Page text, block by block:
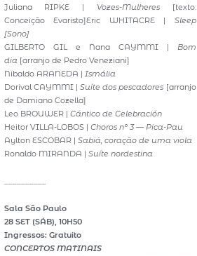
Juliana RIPKE | Vozes-Mulheres
[texto:
Conceição Evaristo]Eric WHITACRE | Sleep
[Sono]
GILBERTO GIL e Nana CAYMMI | Bom
dia [arranjo de Pedro Veneziani]
Nibaldo ARANEDA | Ismália
Dorival CAYMMI |Suíte dos pescadores [arranjo
de Damiano Cozella]
Leo BROUWER | Cántico de Celebración
Heitor VILLA-LOBOS | Choros nº 3 — Pica-Pau
Aylton ESCOBAR | Sabiá, coração de uma viola
Ronaldo MIRANDA | Suíte nordestina
Sala São Paulo
28 SET (SÁB), 10H50
Ingressos: Gratuito
CONCERTOS MATINAIS